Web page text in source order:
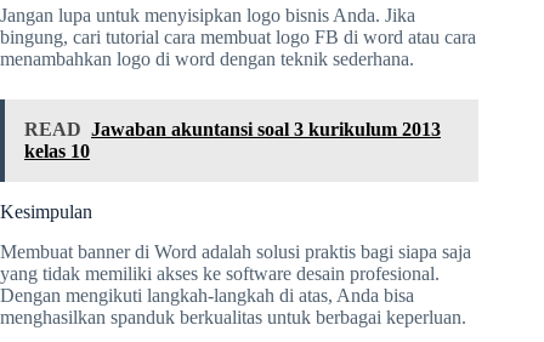
Jangan lupa untuk menyisipkan logo bisnis Anda. Jika
bingung, cari tutorial cara membuat logo FB di word atau cara
menambahkan logo di word dengan teknik sederhana.
READ Jawaban akuntansi soal 3 kurikulum 2013
kelas 10
Kesimpulan
Membuat banner di Word adalah solusi praktis bagi siapa saja
yang tidak memiliki akses ke software desain profesional.
Dengan mengikuti langkah-langkah di atas, Anda bisa
menghasilkan spanduk berkualitas untuk berbagai keperluan.